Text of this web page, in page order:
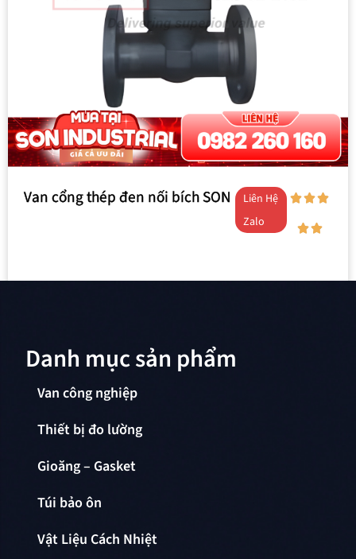
Van cổng thép đen nối bích SON
Liên Hệ
Zalo
Danh mục sản phẩm
Van công nghiệp
Thiết bị đo lường
Gioăng – Gasket
Túi bảo ôn
Vật Liệu Cách Nhiệt